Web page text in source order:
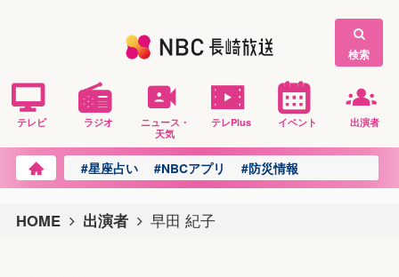
検索
テレビ ラジオ
ニュース・
天気
テレPlus イベント 出演者
#星座占い #NBCアプリ #防災情報
HOME 出演者 早田 紀子